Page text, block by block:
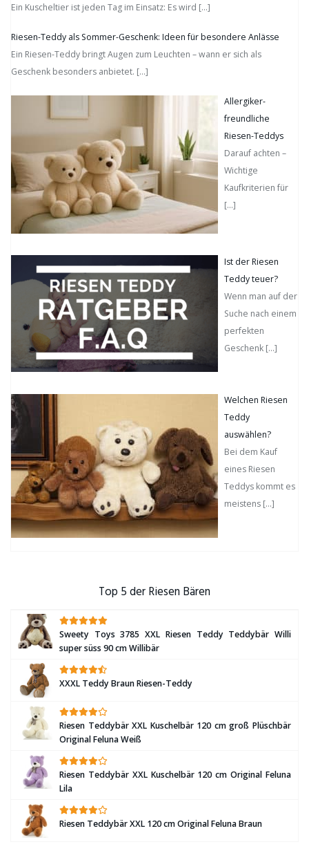
Ein Kuscheltier ist jeden Tag im Einsatz: Es wird […]
Riesen-Teddy als Sommer-Geschenk: Ideen für besondere Anlässe
Ein Riesen-Teddy bringt Augen zum Leuchten – wann er sich als
Geschenk besonders anbietet. […]
Allergiker-
freundliche
Riesen-Teddys
Darauf achten –
Wichtige
Kaufkriterien für
[…]
Ist der Riesen
Teddy teuer?
Wenn man auf der
Suche nach einem
perfekten
Geschenk […]
Welchen Riesen
Teddy
auswählen?
Bei dem Kauf
eines Riesen
Teddys kommt es
meistens […]
Top 5 der Riesen Bären
Sweety Toys 3785 XXL Riesen Teddy Teddybär Willi
super süss 90 cm Willibär
XXXL Teddy Braun Riesen-Teddy
Riesen Teddybär XXL Kuschelbär 120 cm groß Plüschbär
Original Feluna Weiß
Riesen Teddybär XXL Kuschelbär 120 cm Original Feluna
Lila
Riesen Teddybär XXL 120 cm Original Feluna Braun